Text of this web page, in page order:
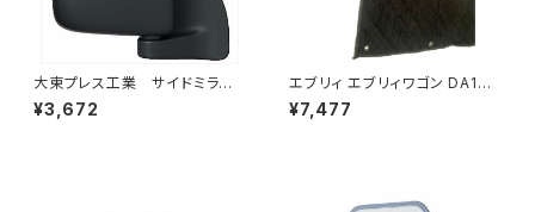
大東プレス工業 サイドミラー/
バックミラー ダイハツ ハイ
ゼットカーゴ 右 06年～ DI-
¥3,672
エブリィ エブリィワゴン DA17V
DA17W サンシェード エブリー
マルチサンシェード 車種専用 8
¥7,477